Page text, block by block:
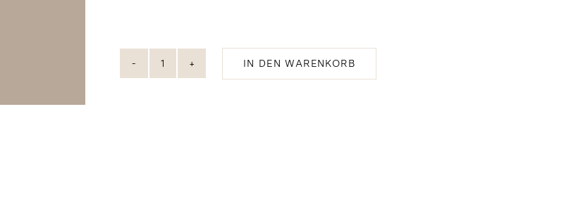
Sardinillas
IN DEN WARENKORB